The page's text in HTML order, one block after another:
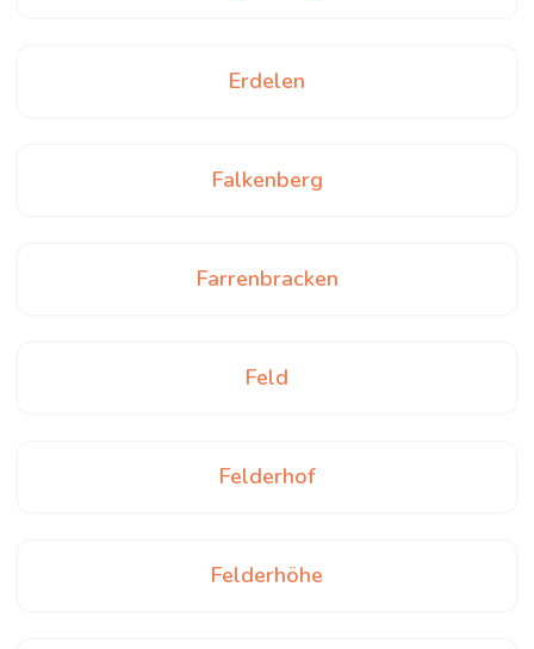
Erdelen
Falkenberg
Farrenbracken
Feld
Felderhof
Felderhöhe